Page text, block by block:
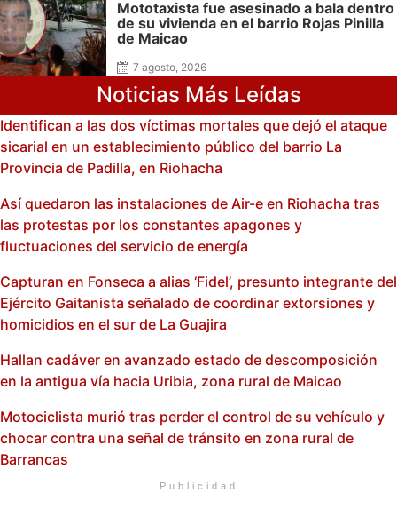
Mototaxista fue asesinado a bala dentro
de su vivienda en el barrio Rojas Pinilla
de Maicao
7 agosto, 2026
Noticias Más Leídas
Identifican a las dos víctimas mortales que dejó el ataque
sicarial en un establecimiento público del barrio La
Provincia de Padilla, en Riohacha
Así quedaron las instalaciones de Air-e en Riohacha tras
las protestas por los constantes apagones y
fluctuaciones del servicio de energía
Capturan en Fonseca a alias ‘Fidel’, presunto integrante del
Ejército Gaitanista señalado de coordinar extorsiones y
homicidios en el sur de La Guajira
Hallan cadáver en avanzado estado de descomposición
en la antigua vía hacia Uribia, zona rural de Maicao
Motociclista murió tras perder el control de su vehículo y
chocar contra una señal de tránsito en zona rural de
Barrancas
Publicidad